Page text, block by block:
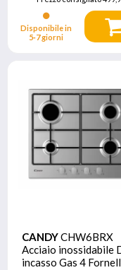
Disponibile in
5‑7 giorni
CANDYCHW6BRX
Acciaio inossidabile
incasso Gas 4